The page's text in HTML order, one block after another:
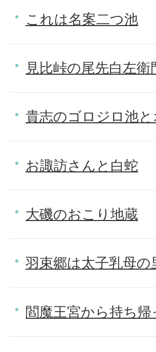
これは名案二つ池
見比峠の尾先白左衛
貴志のゴロジロ池
お諏訪さんと白蛇
大磯のおこり地蔵
羽束郷は太子乳母の
閻魔王宮から持ち帰